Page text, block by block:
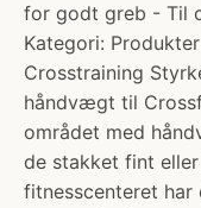
for godt greb - Til
Kategori:
Crosstraining
håndvægt til
området med
de stakket fint
fitnesscenteret